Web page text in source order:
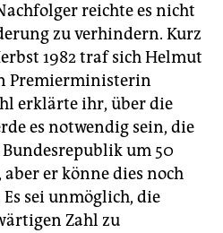
reichte es nicht
zu verhindern. Kurz
1982 traf sich Helmut
Premierministerin
erklärte ihr, über die
es notwendig sein, die
um 50
er könne dies noch
sei unmöglich, die
Zahl zu